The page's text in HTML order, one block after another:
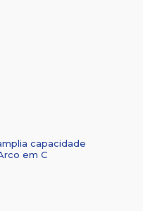
capacidade
em C